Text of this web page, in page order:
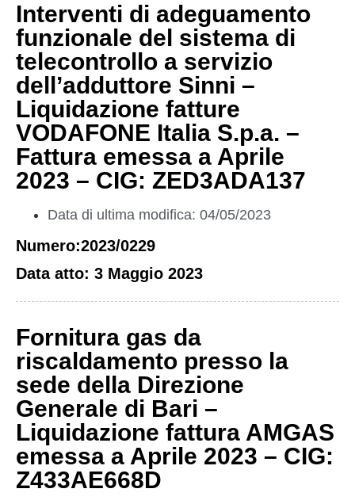
Interventi di adeguamento
funzionale del sistema di
telecontrollo a servizio
dell’adduttore Sinni –
Liquidazione fatture
VODAFONE Italia S.p.a. –
Fattura emessa a Aprile
2023 – CIG: ZED3ADA137
Data di ultima modifica: 04/05/2023
Numero:2023/0229
Data atto: 3 Maggio 2023
Fornitura gas da
riscaldamento presso la
sede della Direzione
Generale di Bari –
Liquidazione fattura AMGAS
emessa a Aprile 2023 – CIG:
Z433AE668D